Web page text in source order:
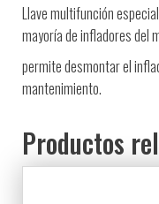
Llave multifunción
mayoría de infladores del
permite desmontar el
mantenimiento.
Productos